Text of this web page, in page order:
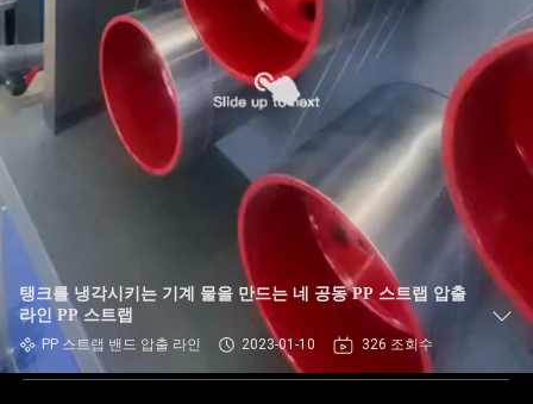
탱크를 냉각시키는 기계 물을 만드는 네 공동 PP 스트랩 압출
라인 PP 스트랩
PP 스트랩 밴드 압출 라인 2023-01-10 326 조회수